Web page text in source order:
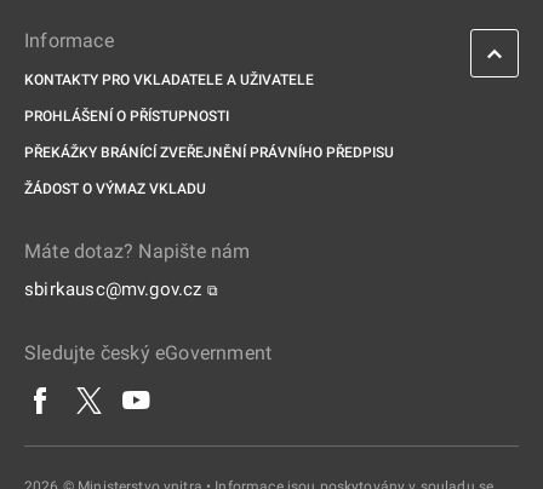
Informace
KONTAKTY PRO VKLADATELE A UŽIVATELE
PROHLÁŠENÍ O PŘÍSTUPNOSTI
PŘEKÁŽKY BRÁNÍCÍ ZVEŘEJNĚNÍ PRÁVNÍHO PŘEDPISU
ŽÁDOST O VÝMAZ VKLADU
Máte dotaz? Napište nám
sbirkausc@mv.gov.cz ⧉
Sledujte český eGovernment